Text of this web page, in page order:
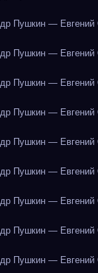
Пушкин — Евгений
Пушкин — Евгений
Пушкин — Евгений
Пушкин — Евгений
Пушкин — Евгений
Пушкин — Евгений
Пушкин — Евгений
Пушкин — Евгений
Пушкин — Евгений